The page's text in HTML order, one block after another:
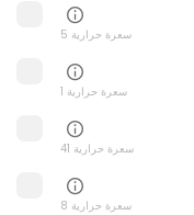
245 سعرة حرارية
5 سعرة حرارية
1 سعرة حرارية
41 سعرة حرارية
8 سعرة حرارية